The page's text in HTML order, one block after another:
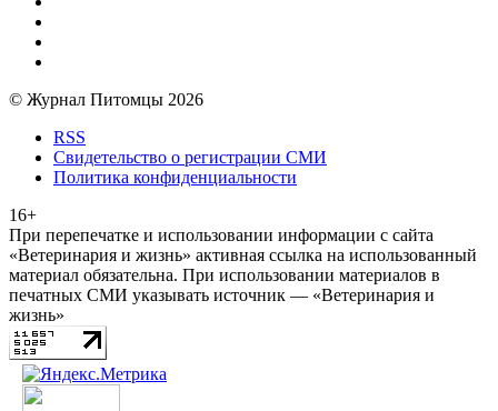
© Журнал Питомцы 2026
RSS
Свидетельство о регистрации СМИ
Политика конфиденциальности
16+
При перепечатке и использовании информации с сайта
«Ветеринария и жизнь» активная ссылка на использованный
материал обязательна. При использовании материалов в
печатных СМИ указывать источник — «Ветеринария и
жизнь»